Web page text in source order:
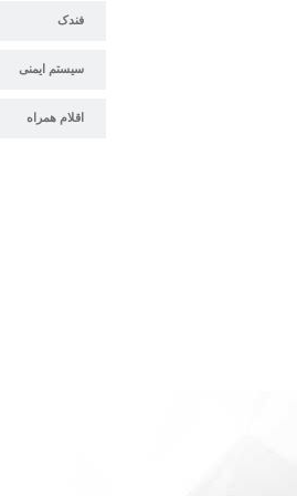
فندک
سیستم ایمنی
اقلام همراه